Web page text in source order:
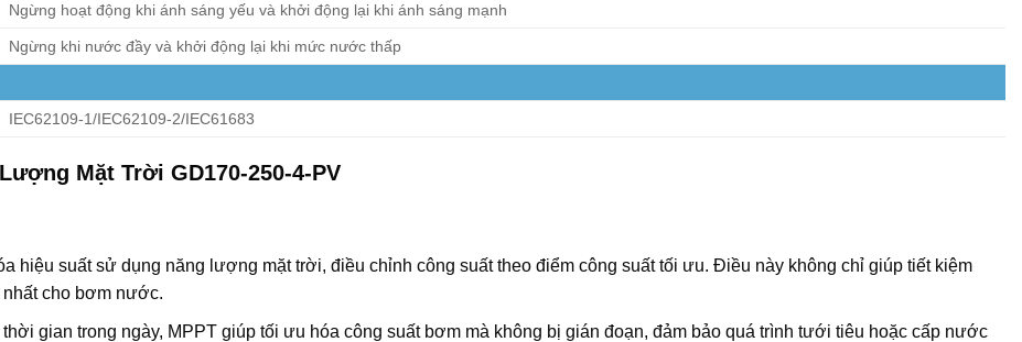
Ngừng hoạt động khi ánh sáng yếu và khởi động lại khi ánh sáng mạnh
Ngừng khi nước đầy và khởi động lại khi mức nước thấp
IEC62109-1/IEC62109-2/IEC61683
Mặt Trời GD170-250-4-PV
hiệu suất sử dụng năng lượng mặt trời, điều chỉnh công suất theo điểm công suất tối ưu. Điều này không chỉ giúp tiết kiệm
cho bơm nước.
gian trong ngày, MPPT giúp tối ưu hóa công suất bơm mà không bị gián đoạn, đảm bảo quá trình tưới tiêu hoặc cấp nước